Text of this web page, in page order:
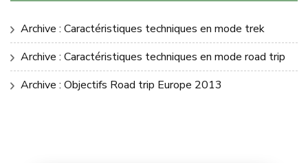
Archive : Caractéristiques techniques en mode trek
Archive : Caractéristiques techniques en mode road trip
Archive : Objectifs Road trip Europe 2013